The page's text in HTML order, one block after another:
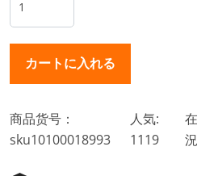
商品货号：
sku10100018993
人気:
1119